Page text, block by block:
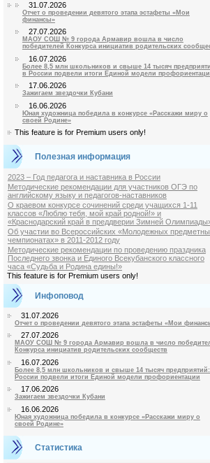
31.07.2026
Отчет о проведении девятого этапа эстафеты «Мои
финансы»
27.07.2026
МАОУ СОШ № 9 города Армавир вошла в число
победителей Конкурса инициатив родительских
16.07.2026
Более 8,5 млн школьников и свыше 14 тысяч
в России подвели итоги Единой модели
17.06.2026
Зажигаем звездочки Кубани
16.06.2026
Юная художница победила в конкурсе «Расскажи миру о
своей Родине»
This feature is for Premium users only!
Полезная информация
2023 – Год педагога и наставника в России
Методические рекомендации для участников ОГЭ по
английскому языку и педагогов-наставников
О краевом конкурсе сочинений среди учащихся 1-11
классов «Люблю тебя, мой край родной!» и
«Краснодарский край в преддверии Зимней
Об участии во Всероссийских «Молодежных
чемпионатах» в 2011-2012 году
Методические рекомендации по проведению праздника
Последнего звонка и Единого Всекубанского классного
часа «Судьба и Родина едины!»
This feature is for Premium users only!
Инфоповод
31.07.2026
Отчет о проведении девятого этапа эстафеты «Мои
27.07.2026
МАОУ СОШ № 9 города Армавир вошла в число
Конкурса инициатив родительских сообществ
16.07.2026
Более 8,5 млн школьников и свыше 14 тысяч
России подвели итоги Единой модели профориентации
17.06.2026
Зажигаем звездочки Кубани
16.06.2026
Юная художница победила в конкурсе «Расскажи миру о
своей Родине»
Статистика